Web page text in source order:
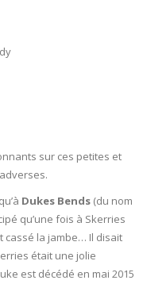
sur ces petites et
Dukes Bends (du nom
qu’une fois à Skerries
cassé la jambe… Il disait
était une jolie
est décédé en mai 2015